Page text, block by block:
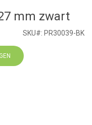
mm zwart
SKU#: PR30039-BK